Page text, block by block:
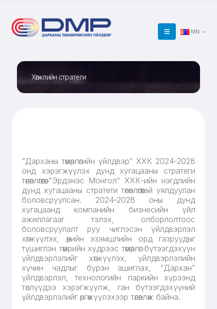
MN
Хөгжлийн стратеги
“Дарханы төмөрлөгийн үйлдвэр” ХХК 2024-2028
онд хэрэгжүүлэх дунд хугацааны стратеги
төлөвлөгөөгөө “Эрдэнэс Монгол” ХХК-ийн нэгдлийн
дунд хугацааны стратеги төлөвлөгөөтэй уялдуулан
боловсруулсан. 2024-2028 оны дунд
хугацаанд компанийн бизнесийн үйл
ажиллагааг тэлэх, олборлолтоос
боловсруулалт руу чиглэсэн үйлдвэрлэл
хөгжүүлэх, өөрийн эзэмшлийн орд газруудыг
түшиглэн төмрийн хүдрээс төмөрлөг бүтээгдэхүүн
үйлдвэрлэлийг хөгжүүлэх, үйлдвэрлэлийн
хүчин чадлыг бүрэн ашиглах, “Дархан”
үйлдвэрлэл, технологийн паркийн хүрээнд
төслүүдээ хэрэгжүүлж, ган бүтээгдэхүүний
үйлдвэрлэлийг өргөжүүлэхээр төлөвлөж байна.